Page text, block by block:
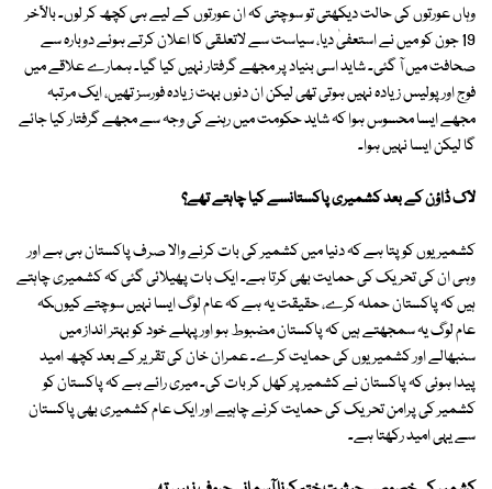
وہاں عورتوں کی حالت دیکھتی تو سوچتی کہ ان عورتوں کے لیے ہی کچھ کر لوں۔ بالآخر
19 جون کو میں نے استعفیٰ دیا، سیاست سے لاتعلقی کا اعلان کرتے ہوئے دوبارہ سے
صحافت میں آ گئی۔ شاید اسی بنیاد پر مجھے گرفتار نہیں کیا گیا۔ ہمارے علاقے میں
فوج اور پولیس زیادہ نہیں ہوتی تھی لیکن ان دنوں بہت زیادہ فورسز تھیں، ایک مرتبہ
مجھے ایسا محسوس ہوا کہ شاید حکومت میں رہنے کی وجہ سے مجھے گرفتار کیا جائے
گا لیکن ایسا نہیں ہوا۔
لاک ڈاؤن کے بعد کشمیری پاکستانسے کیا چاہتے تھے؟
کشمیریوں کو پتا ہے کہ دنیا میں کشمیر کی بات کرنے والا صرف پاکستان ہی ہے اور
وہی ان کی تحریک کی حمایت بھی کرتا ہے۔ ایک بات پھیلائی گئی کہ کشمیری چاہتے
ہیں کہ پاکستان حملہ کرے، حقیقت یہ ہے کہ عام لوگ ایسا نہیں سوچتے کیوںکہ
عام لوگ یہ سمجھتے ہیں کہ پاکستان مضبوط ہو اور پہلے خود کو بہتر انداز میں
سنبھالے اور کشمیریوں کی حمایت کرے۔ عمران خان کی تقریر کے بعد کچھ امید
پیدا ہوئی کہ پاکستان نے کشمیر پر کھل کر بات کی۔ میری رائے ہے کہ پاکستان کو
کشمیر کی پرامن تحریک کی حمایت کرنے چاہیے اور ایک عام کشمیری بھی پاکستان
سے یہی امید رکھتا ہے۔